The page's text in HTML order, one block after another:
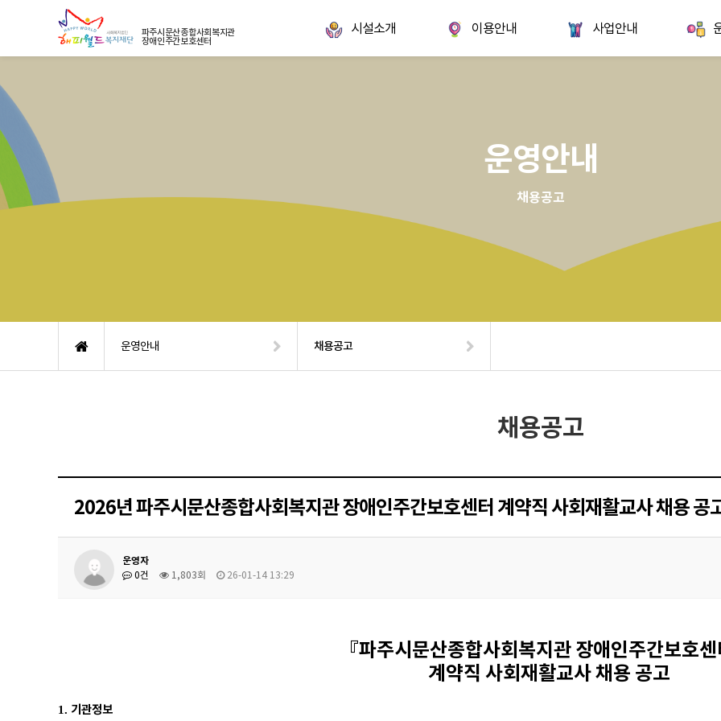
파주시문산종합사회복지관
장애인주간보호센터
시설소개 이용안내 사업안내
운영안내
채용공고
운영안내 채용공고
채용공고
2026년 파주시문산종합사회복지관 장애인주간보호센터 계약직 사회재활교사 채용 공
운영자
0건
1,803회 26-01-14 13:29
『파주시문산종합사회복지관 장애인주간보호센
계약직 사회재활교사 채용 공고
1. 기관정보